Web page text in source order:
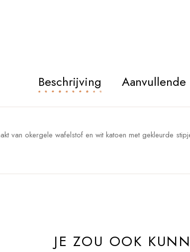
Beschrijving
van okergele wafelstof en wit katoen met gekleurde
JE ZOU OOK